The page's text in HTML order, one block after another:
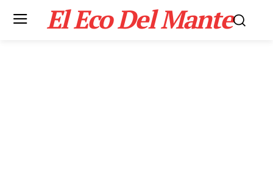
El Eco Del Mante